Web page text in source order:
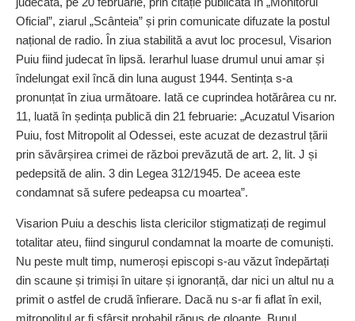
Oficial”, ziarul „Scânteia” și prin comunicate difuzate la postul
național de radio. În ziua stabilită a avut loc procesul, Visarion
Puiu fiind judecat în lipsă. Ierarhul luase drumul unui amar și
îndelungat exil încă din luna august 1944. Sentința s-a
pronunțat în ziua următoare. Iată ce cuprindea hotărârea cu nr.
11, luată în ședința publică din 21 februarie: „Acuzatul Visarion
Puiu, fost Mitropolit al Odessei, este acuzat de dezastrul țării
prin săvârșirea crimei de război prevăzută de art. 2, lit. J și
pedepsită de alin. 3 din Legea 312/1945. De aceea este
condamnat să sufere pedeapsa cu moartea”.
Visarion Puiu a deschis lista clericilor stigmatizați de regimul
totalitar ateu, fiind singurul condamnat la moarte de comuniști.
Nu peste mult timp, numeroși episcopi s-au văzut îndepărtați
din scaune și trimiși în uitare și ignoranță, dar nici un altul nu a
primit o astfel de crudă înfierare. Dacă nu s-ar fi aflat în exil,
mitropolitul ar fi sfârșit probabil răpus de gloanțe. Bunul